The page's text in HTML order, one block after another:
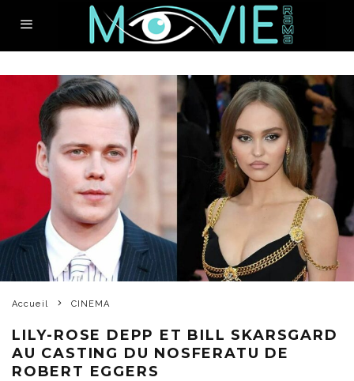
Accueil CINEMA
LILY-ROSE DEPP ET BILL SKARSGARD
AU CASTING DU NOSFERATU DE
ROBERT EGGERS